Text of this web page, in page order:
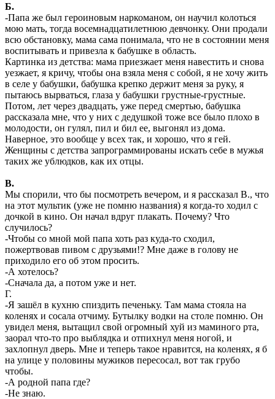
Б.
-Папа же был героиновым наркоманом, он научил колоться
мою мать, тогда восемнадцатилетнюю девчонку. Они продали
всю обстановку, мама сама понимала, что не в состоянии меня
воспитывать и привезла к бабушке в область.
Картинка из детства: мама приезжает меня навестить и снова
уезжает, я кричу, чтобы она взяла меня с собой, я не хочу жить
в селе у бабушки, бабушка крепко держит меня за руку, я
пытаюсь вырваться, глаза у бабушки грустные-грустные.
Потом, лет через двадцать, уже перед смертью, бабушка
рассказала мне, что у них с дедушкой тоже все было плохо в
молодости, он гулял, пил и бил ее, выгонял из дома.
Наверное, это вообще у всех так, и хорошо, что я гей.
Женщины с детства запрограммированы искать себе в мужья
таких же ублюдков, как их отцы.
В.
Мы спорили, что бы посмотреть вечером, и я рассказал В., что
на этот мультик (уже не помню названия) я когда-то ходил с
дочкой в кино. Он начал вдруг плакать. Почему? Что
случилось?
-Чтобы со мной мой папа хоть раз куда-то сходил,
пожертвовав пивом с друзьями!? Мне даже в голову не
приходило его об этом просить.
-А хотелось?
-Сначала да, а потом уже и нет.
Г.
-Я зашёл в кухню спиздить печеньку. Там мама стояла на
коленях и сосала отчиму. Бутылку водки на столе помню. Он
увидел меня, вытащил свой огромный хуй из маминого рта,
заорал что-то про выблядка и отпихнул меня ногой, и
захлопнул дверь. Мне и теперь такое нравится, на коленях, я б
на улице у половины мужиков пересосал, вот так грубо
чтобы.
-А родной папа где?
-Не знаю.